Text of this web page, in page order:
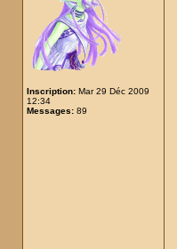
Inscription: Mar 29 Déc 2009
12:34
Messages: 89